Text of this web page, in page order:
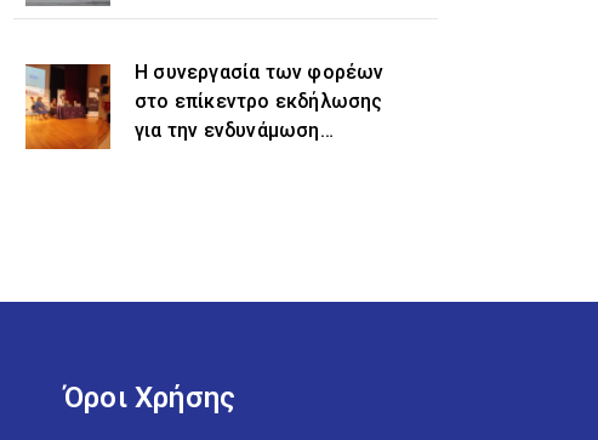
ιστορικής αδικίας η
«Ελευθέριο» στην
ονομασία του δήμου
Η συνεργασία των φορέων
στο επίκεντρο εκδήλωσης
για την ενδυνάμωση
Όροι Χρήσης